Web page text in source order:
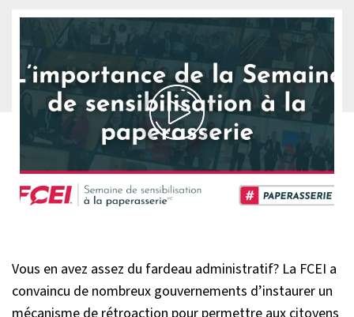
Vous en avez assez du fardeau administratif? La FCEI a
convaincu de nombreux gouvernements d’instaurer un